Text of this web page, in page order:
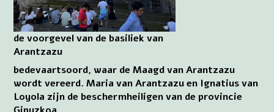
de voorgevel van de basiliek van
Arantzazu
bedevaartsoord, waar de Maagd van Arantzazu
wordt vereerd. Maria van Arantzazu en Ignatius van
Loyola zijn de beschermheiligen van de provincie